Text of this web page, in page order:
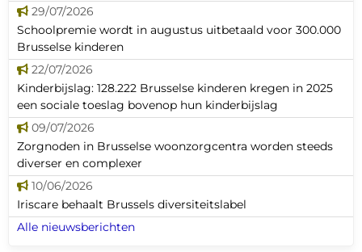
29/07/2026
Schoolpremie wordt in augustus uitbetaald voor 300.000
Brusselse kinderen
22/07/2026
Kinderbijslag: 128.222 Brusselse kinderen kregen in 2025
een sociale toeslag bovenop hun kinderbijslag
09/07/2026
Zorgnoden in Brusselse woonzorgcentra worden steeds
diverser en complexer
10/06/2026
Iriscare behaalt Brussels diversiteitslabel
Alle nieuwsberichten